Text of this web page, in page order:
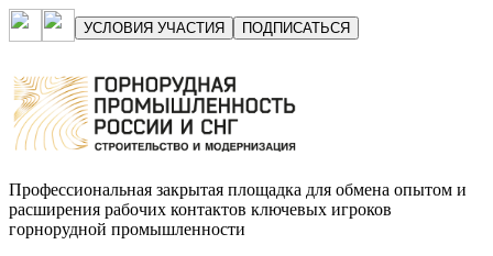
УСЛОВИЯ УЧАСТИЯ ПОДПИСАТЬСЯ
Профессиональная закрытая площадка для обмена опытом и
расширения рабочих контактов ключевых игроков
горнорудной промышленности